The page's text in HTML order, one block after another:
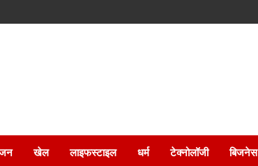
खेल लाइफस्टाइल धर्म टेक्नोलॉजी बिजनेस